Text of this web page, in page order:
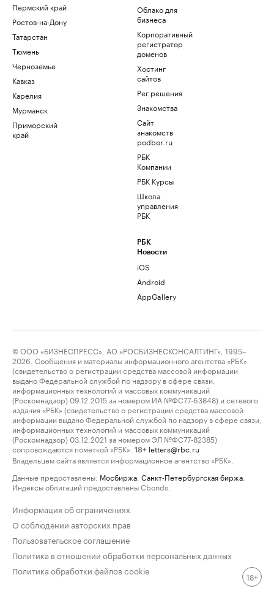
Пермский край
Ростов-на-Дону
Татарстан
Тюмень
Черноземье
Кавказ
Карелия
Мурманск
Приморский
край
Облако для
бизнеса
Корпоративный
регистратор
доменов
Хостинг
сайтов
Рег.решения
Знакомства
Сайт
знакомств
podbor.ru
РБК
Компании
РБК Курсы
Школа
управления
РБК
РБК
Новости
iOS
Android
AppGallery
© ООО «БИЗНЕСПРЕСС», АО «РОСБИЗНЕСКОНСАЛТИНГ», 1995–
2026. Сообщения и материалы информационного агентства «РБК»
(свидетельство о регистрации средства массовой информации
выдано Федеральной службой по надзору в сфере связи,
информационных технологий и массовых коммуникаций
(Роскомнадзор) 09.12.2015 за номером ИА №ФС77-63848) и сетевого
издания «РБК» (свидетельство о регистрации средства массовой
информации выдано Федеральной службой по надзору в сфере связи,
информационных технологий и массовых коммуникаций
(Роскомнадзор) 03.12.2021 за номером ЭЛ №ФС77-82385)
сопровождаются пометкой «РБК».
18+ letters@rbc.ru
Владельцем сайта является информационное агентство «РБК».
Данные предоставлены: Мосбиржа Санкт-Петербургская биржа
Индексы облигаций предоставлены Cbonds.
Информация об ограничениях
О соблюдении авторских прав
Пользовательское соглашение
Политика в отношении обработки персональных данных
Политика обработки файлов cookie
18+